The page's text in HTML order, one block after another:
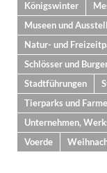
Königswinter
Museen und
Natur- und
Schlösser und
Stadtführungen
Tierparks und
Unternehmen,
Voerde